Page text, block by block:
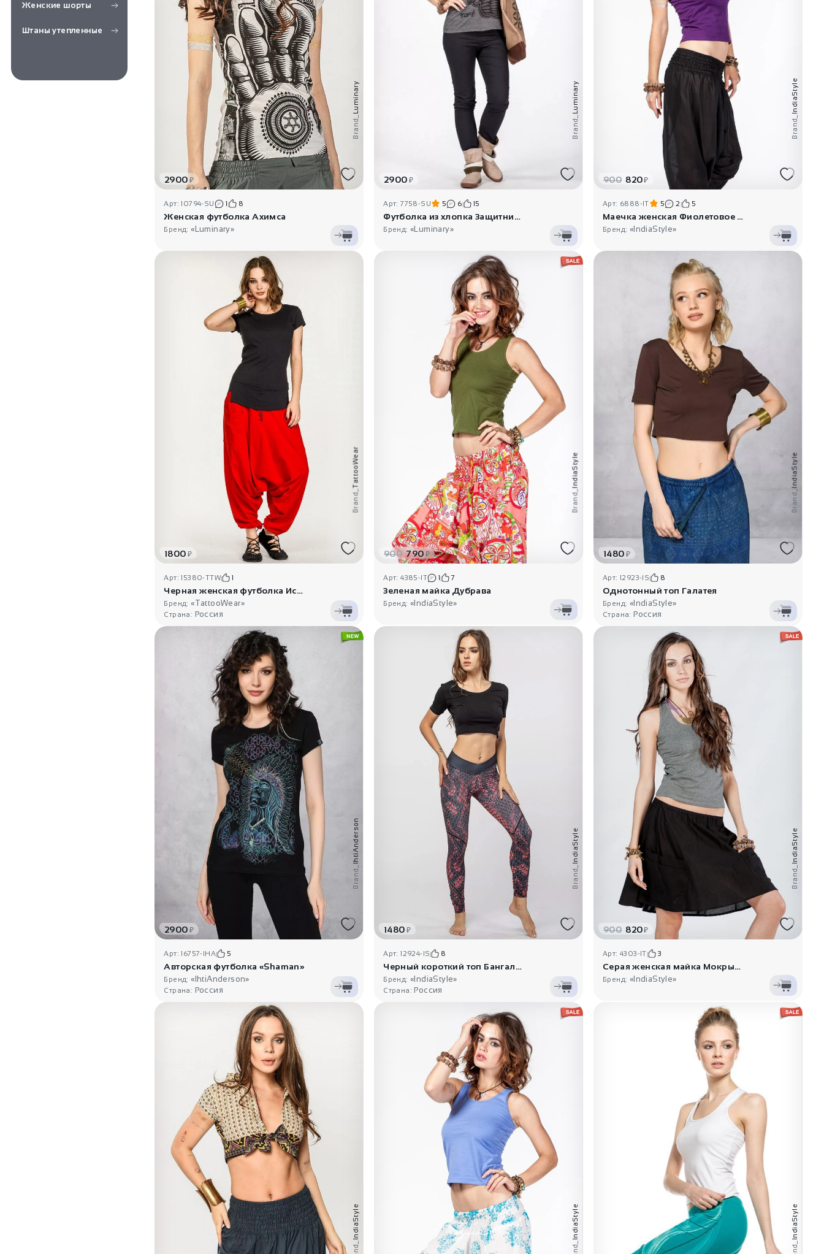
Женские шорты
Штаны утепленные
Brand_
Luminary
2900 ₽
Арт: 10794-SU 1 8
Женская футболка Ахимса
Бренд: «Luminary»
Brand_
Luminary
2900 ₽
Арт: 7758-SU 5 6 15
Футболка из хлопка Защитник Бого..
Бренд: «Luminary»
Brand_
IndiaStyle
900 820₽
Арт: 6888-IT 5 2 5
Маечка женская Фиолетовое небо
Бренд: «IndiaStyle»
Brand_
TattooWear
1800 ₽
Арт: 15380-TTW 1
Черная женская футболка Иствуд
Бренд: «TattooWear»
Страна: Россия
Brand_
IndiaStyle
900 790 ₽
Арт: 4385-IT 1 7
Зеленая майка Дубрава
Бренд: «IndiaStyle»
Brand_
IndiaStyle
1480 ₽
Арт: 12923-IS 8
Однотонный топ Галатея
Бренд: «IndiaStyle»
Страна: Россия
Brand_
IhtiAnderson
2900 ₽
Арт: 16757-IHA 5
Авторская футболка «Shaman»
Бренд: «IhtiAnderson»
Страна: Россия
Brand_
IndiaStyle
1480 ₽
Арт: 12924-IS 8
Черный короткий топ Бангалор
Бренд: «IndiaStyle»
Страна: Россия
Brand_
IndiaStyle
900 820₽
Арт: 4303-IT 3
Серая женская майка Мокрый асфал..
Бренд: «IndiaStyle»
IndiaStyle IndiaStyle IndiaStyle